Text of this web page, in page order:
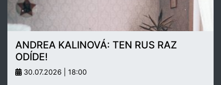
ANDREA KALINOVÁ: TEN RUS RAZ
ODÍDE!
30.07.2026 | 18:00